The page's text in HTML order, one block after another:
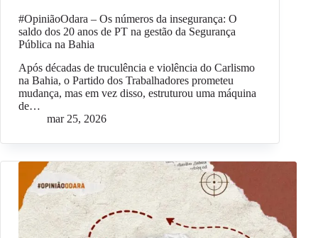
#OpiniãoOdara – Os números da insegurança: O
saldo dos 20 anos de PT na gestão da Segurança
Pública na Bahia
Após décadas de truculência e violência do Carlismo
na Bahia, o Partido dos Trabalhadores prometeu
mudança, mas em vez disso, estruturou uma máquina
de…
mar 25, 2026